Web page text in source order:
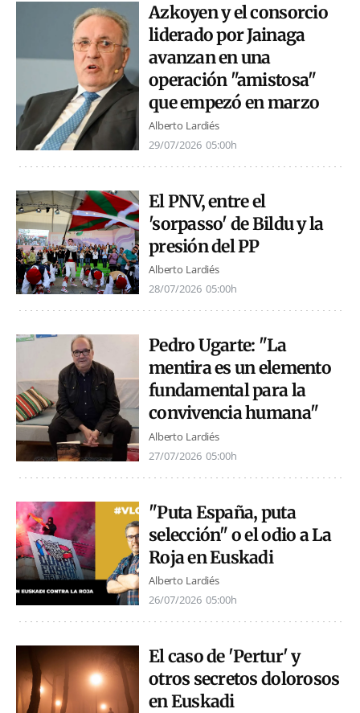
Azkoyen y el consorcio
liderado por Jainaga
avanzan en una
operación "amistosa"
que empezó en marzo
Alberto Lardiés
29/07/2026 05:00h
El PNV, entre el
'sorpasso' de Bildu y la
presión del PP
Alberto Lardiés
28/07/2026 05:00h
Pedro Ugarte: "La
mentira es un elemento
fundamental para la
convivencia humana"
Alberto Lardiés
27/07/2026 05:00h
"Puta España, puta
selección" o el odio a La
Roja en Euskadi
Alberto Lardiés
26/07/2026 05:00h
El caso de 'Pertur' y
otros secretos dolorosos
en Euskadi